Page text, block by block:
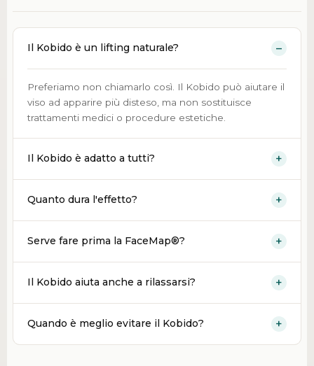
Il Kobido è un lifting naturale?
Preferiamo non chiamarlo così. Il Kobido può aiutare il
viso ad apparire più disteso, ma non sostituisce
trattamenti medici o procedure estetiche.
Il Kobido è adatto a tutti?
Quanto dura l'effetto?
Serve fare prima la FaceMap®?
Il Kobido aiuta anche a rilassarsi?
Quando è meglio evitare il Kobido?